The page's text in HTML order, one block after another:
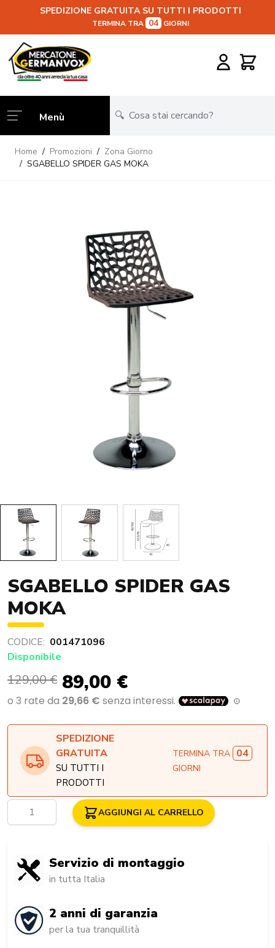
SPEDIZIONE GRATUITA SU TUTTI I PRODOTTI
TERMINA TRA 04 GIORNI
Salta al contenuto
Carrello
Menù
Home / Promozioni / Zona Giorno
/ SGABELLO SPIDER GAS MOKA
SGABELLO SPIDER GAS
MOKA
CODICE: 001471096
Disponibile
129,00 € 89,00 €
SPEDIZIONE
GRATUITA
SU TUTTI I
PRODOTTI
TERMINA TRA 04
GIORNI
Quantità AGGIUNGI AL CARRELLO
Servizio di montaggio
in tutta Italia
2 anni di garanzia
per la tua tranquillità